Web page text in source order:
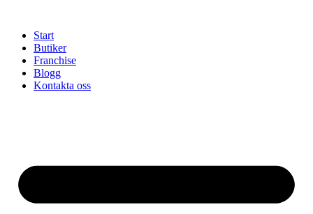
innehållStart
Butiker
Franchise
Blogg
Kontakta oss